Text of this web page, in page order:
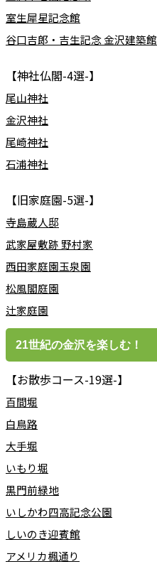
室生犀星記念館
谷口吉郎・吉生記念 金沢建築館
【神社仏閣-4選-】
尾山神社
金沢神社
尾崎神社
石浦神社
【旧家庭園-5選-】
寺島蔵人邸
武家屋敷跡 野村家
西田家庭園玉泉園
松風閣庭園
辻家庭園
21世紀の金沢を楽しむ！
【お散歩コース-19選-】
百間堀
白鳥路
大手堀
いもり堀
黒門前緑地
いしかわ四高記念公園
しいのき迎賓館
アメリカ楓通り